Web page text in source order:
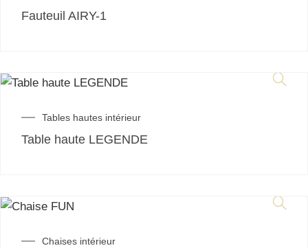
Fauteuil AIRY-1
Tables hautes intérieur
Table haute LEGENDE
Chaises intérieur